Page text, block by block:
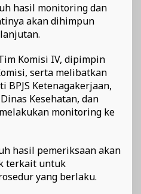
hasil monitoring dan
akan dihimpun
Komisi IV, dipimpin
serta melibatkan
Ketenagakerjaan,
Kesehatan, dan
monitoring ke
hasil pemeriksaan akan
terkait untuk
yang berlaku.